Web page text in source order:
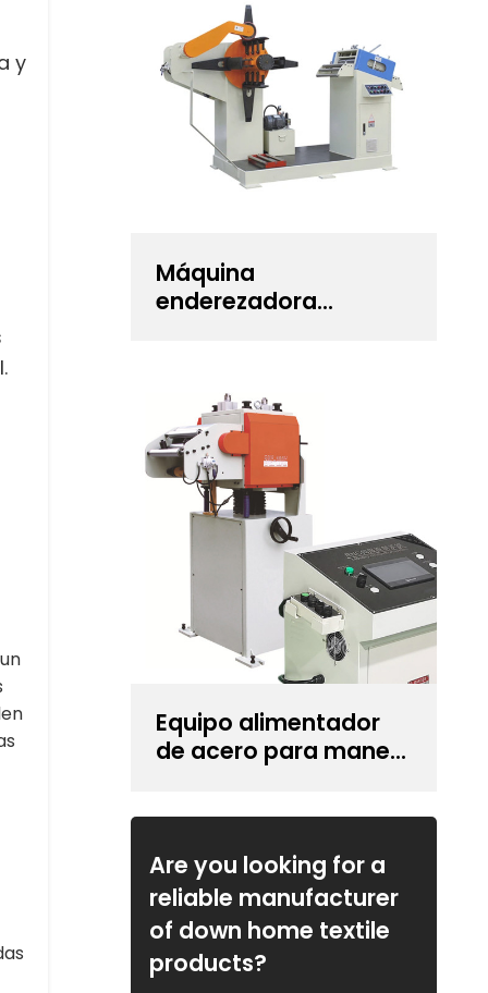
y
Máquina
enderezadora
precisión
Equipo alimentador
de acero para manejo
Are you looking for a
reliable manufacturer
of down home textile
products?